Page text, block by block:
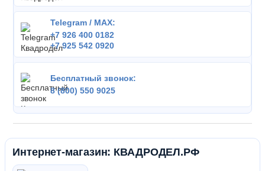
Telegram / MAX:
+7 926 400 0182
+7 925 542 0920
Бесплатный звонок:
8 (800) 550 9025
Интернет-магазин: КВАДРОДЕЛ.РФ